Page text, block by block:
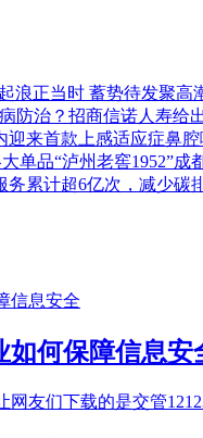
浪正当时 蓄势待发聚高
防治？招商信诺人寿给
迎来首款上感适应症鼻
单品“泸州老窖1952”成
务累计超6亿次，减少碳
如何保障信息安